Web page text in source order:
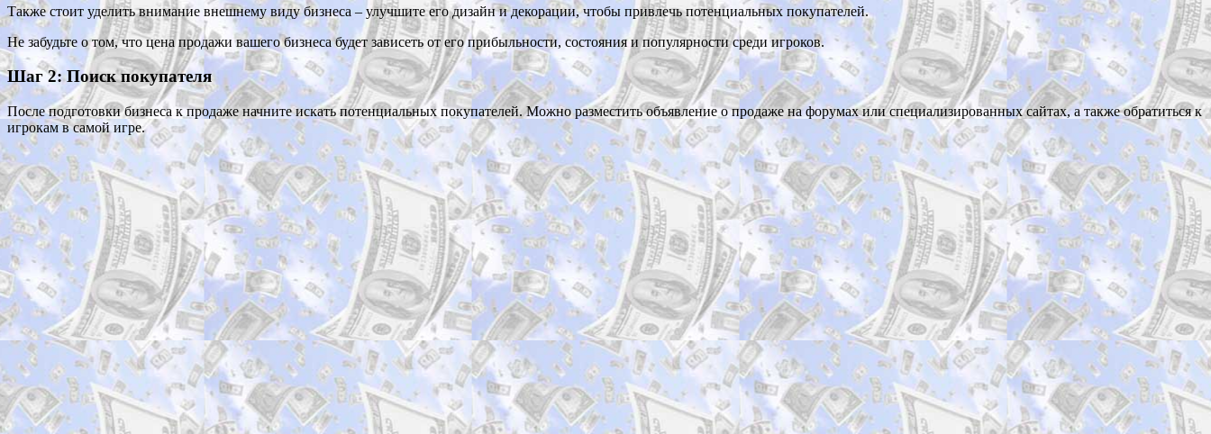
Также стоит уделить внимание внешнему виду бизнеса – улучшите его дизайн и декорации, чтобы привлечь потенциальных покупателей.
Не забудьте о том, что цена продажи вашего бизнеса будет зависеть от его прибыльности, состояния и популярности среди игроков.
Шаг 2: Поиск покупателя
После подготовки бизнеса к продаже начните искать потенциальных покупателей. Можно разместить объявление о продаже на форумах или специализированных сайтах, а также обратиться к
игрокам в самой игре.